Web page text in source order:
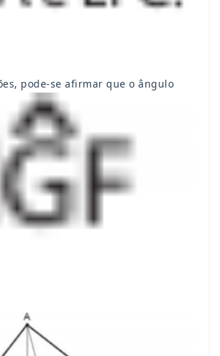
pode-se afirmar que o ângulo